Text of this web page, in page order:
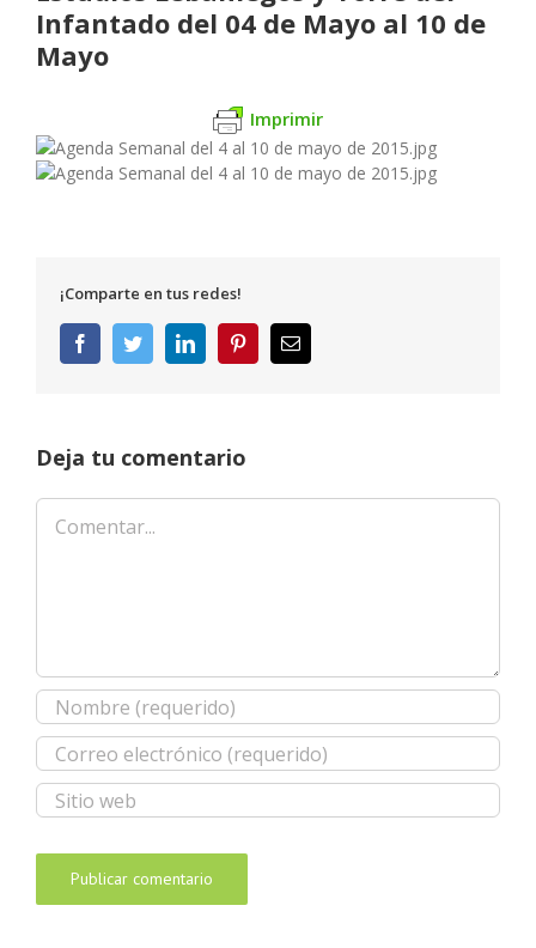
Infantado del 04 de Mayo al 10 de
Mayo
Imprimir
¡Comparte en tus redes!
FacebookTwitterLinkedInPinterestCorreo
electrónico
Deja tu comentario
Comentar